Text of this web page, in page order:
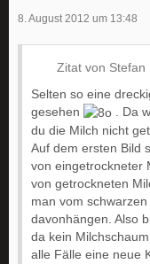
8. August 2012 um 13:48
Zitat von Stefan
Selten so eine
gesehen
. Da
du die Milch nicht
Auf dem ersten Bild
von eingetrockneter
von getrockneten
man vom
davonhängen. Also
da kein
alle Fälle eine neue